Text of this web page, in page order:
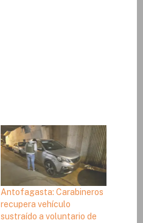
Antofagasta: Carabineros
recupera vehículo
sustraído a voluntario de